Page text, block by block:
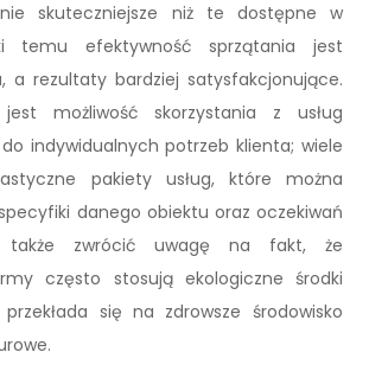
skuteczniejsze niż te dostępne w
temu efektywność sprzątania jest
a rezultaty bardziej satysfakcjonujące.
możliwość skorzystania z usług
indywidualnych potrzeb klienta; wiele
pakiety usług, które można
danego obiektu oraz oczekiwań
także zwrócić uwagę na fakt, że
często stosują ekologiczne środki
się na zdrowsze środowisko